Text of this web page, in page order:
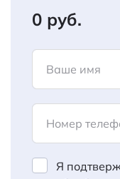
0 руб.
Ваше имя
Номер
Я